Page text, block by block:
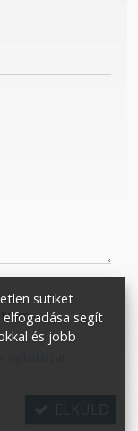
nyilatkozat
ELKÜLD
sütiket
elfogadása segít
és jobb